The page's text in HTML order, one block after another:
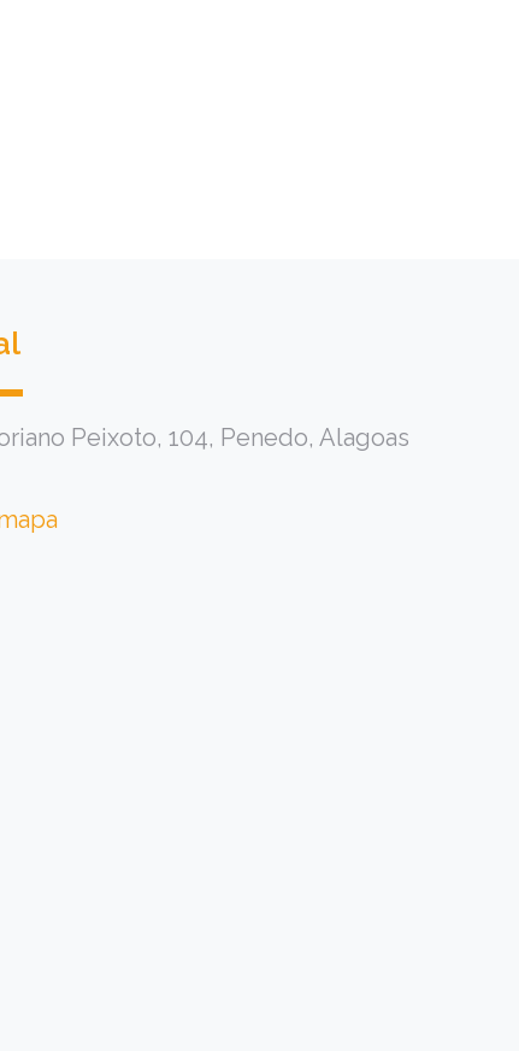
Peixoto, 104, Penedo, Alagoas